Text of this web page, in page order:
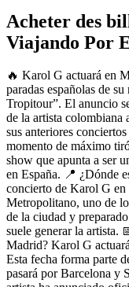
Acheter des
Viajando Por
🔥 Karol G actuará en
paradas españolas de
Tropitour”. El anuncio
de la artista colombiana
sus anteriores
momento de máximo
show que apunta a ser
en España. 📍 ¿Dónde
concierto de Karol G
Metropolitano, uno de
de la ciudad y
suele generar la artista.
Madrid? Karol G
Esta fecha forma parte
pasará por Barcelona y